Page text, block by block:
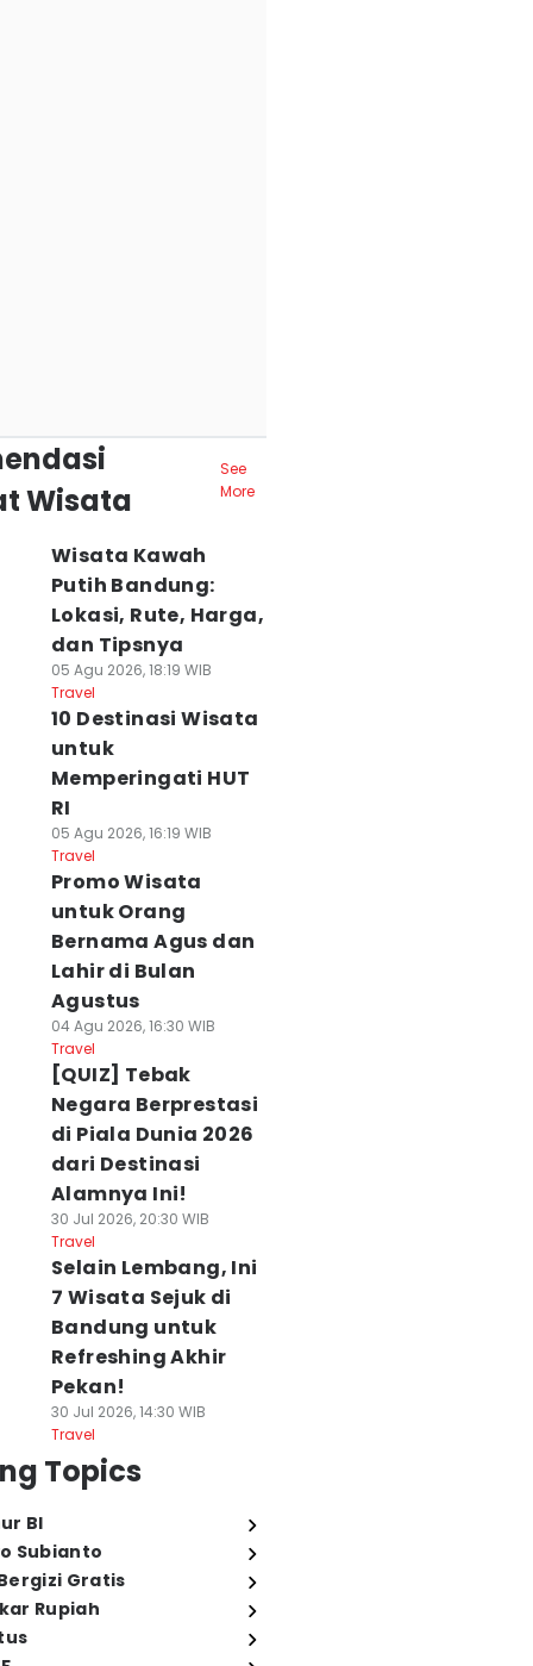
Wisata
See
More
Wisata Kawah
Putih Bandung:
Lokasi, Rute, Harga,
dan Tipsnya
05 Agu 2026, 18:19 WIB
Travel
10 Destinasi Wisata
untuk
Memperingati HUT
RI
05 Agu 2026, 16:19 WIB
Travel
Promo Wisata
untuk Orang
Bernama Agus dan
Lahir di Bulan
Agustus
04 Agu 2026, 16:30 WIB
Travel
[QUIZ] Tebak
Negara Berprestasi
di Piala Dunia 2026
dari Destinasi
Alamnya Ini!
30 Jul 2026, 20:30 WIB
Travel
Selain Lembang, Ini
7 Wisata Sejuk di
Bandung untuk
Refreshing Akhir
Pekan!
30 Jul 2026, 14:30 WIB
Travel
Topics
BI
Subianto
Gratis
Rupiah